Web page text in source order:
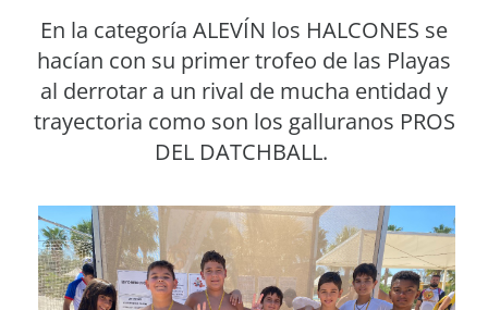
En la categoría ALEVÍN los HALCONES se
hacían con su primer trofeo de las Playas
al derrotar a un rival de mucha entidad y
trayectoria como son los galluranos PROS
DEL DATCHBALL.